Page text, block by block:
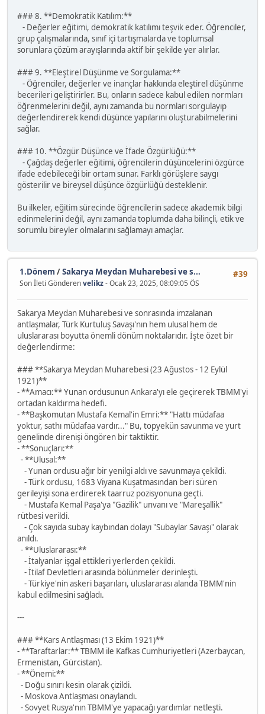
### 8. **Demokratik Katılım:**
- Değerler eğitimi, demokratik katılımı teşvik eder. Öğrenciler,
grup çalışmalarında, sınıf içi tartışmalarda ve toplumsal
sorunlara çözüm arayışlarında aktif bir şekilde yer alırlar.
### 9. **Eleştirel Düşünme ve Sorgulama:**
- Öğrenciler, değerler ve inançlar hakkında eleştirel düşünme
becerileri geliştirirler. Bu, onların sadece kabul edilen normları
öğrenmelerini değil, aynı zamanda bu normları sorgulayıp
değerlendirerek kendi düşünce yapılarını oluşturabilmelerini
sağlar.
### 10. **Özgür Düşünce ve İfade Özgürlüğü:**
- Çağdaş değerler eğitimi, öğrencilerin düşüncelerini özgürce
ifade edebileceği bir ortam sunar. Farklı görüşlere saygı
gösterilir ve bireysel düşünce özgürlüğü desteklenir.
Bu ilkeler, eğitim sürecinde öğrencilerin sadece akademik bilgi
edinmelerini değil, aynı zamanda toplumda daha bilinçli, etik ve
sorumlu bireyler olmalarını sağlamayı amaçlar.
#39
1.Dönem /Sakarya Meydan Muharebesi ve s...
Son İleti Gönderenvelikz- Ocak 23, 2025, 08:09:05 ÖS
Sakarya Meydan Muharebesi ve sonrasında imzalanan
antlaşmalar, Türk Kurtuluş Savaşı'nın hem ulusal hem de
uluslararası boyutta önemli dönüm noktalarıdır. İşte özet bir
değerlendirme:
### **Sakarya Meydan Muharebesi (23 Ağustos - 12 Eylül
1921)**
- **Amacı:** Yunan ordusunun Ankara'yı ele geçirerek TBMM'yi
ortadan kaldırma hedefi.
- **Başkomutan Mustafa Kemal'in Emri:** "Hattı müdafaa
yoktur, sathı müdafaa vardır..." Bu, topyekün savunma ve yurt
genelinde direnişi öngören bir taktiktir.
- **Sonuçları:**
- **Ulusal:**
- Yunan ordusu ağır bir yenilgi aldı ve savunmaya çekildi.
- Türk ordusu, 1683 Viyana Kuşatmasından beri süren
gerileyişi sona erdirerek taarruz pozisyonuna geçti.
- Mustafa Kemal Paşa'ya "Gazilik" unvanı ve "Mareşallik"
rütbesi verildi.
- Çok sayıda subay kaybından dolayı "Subaylar Savaşı" olarak
anıldı.
- **Uluslararası:**
- İtalyanlar işgal ettikleri yerlerden çekildi.
- İtilaf Devletleri arasında bölünmeler derinleşti.
- Türkiye'nin askeri başarıları, uluslararası alanda TBMM'nin
kabul edilmesini sağladı.
---
### **Kars Antlaşması (13 Ekim 1921)**
- **Taraftarlar:** TBMM ile Kafkas Cumhuriyetleri (Azerbaycan,
Ermenistan, Gürcistan).
- **Önemi:**
- Doğu sınırı kesin olarak çizildi.
- Moskova Antlaşması onaylandı.
- Sovyet Rusya'nın TBMM'ye yapacağı yardımlar netleşti.